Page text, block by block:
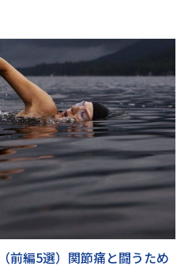
前編5選）関節痛と闘うため